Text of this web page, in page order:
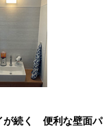
が続く 便利な壁面パ